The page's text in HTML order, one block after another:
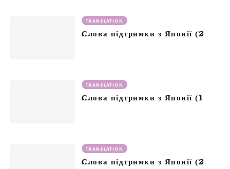
TRANSLATION
Слова підтримки з Японії (2
TRANSLATION
Слова підтримки з Японії (1
TRANSLATION
Слова підтримки з Японії (2